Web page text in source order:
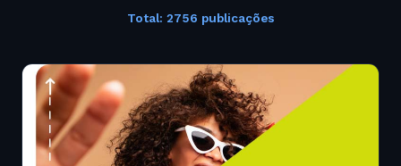
Total: 2756 publicações